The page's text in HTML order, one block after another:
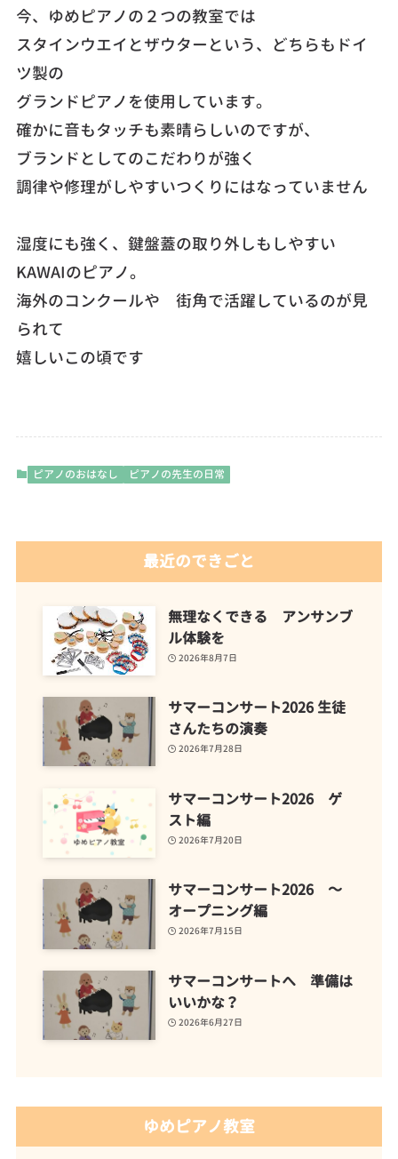
今、ゆめピアノの２つの教室では
スタインウエイとザウターという、どちらもドイ
ツ製の
グランドピアノを使用しています。
確かに音もタッチも素晴らしいのですが、
ブランドとしてのこだわりが強く
調律や修理がしやすいつくりにはなっていません
湿度にも強く、鍵盤蓋の取り外しもしやすい
KAWAIのピアノ。
海外のコンクールや 街角で活躍しているのが見
られて
嬉しいこの頃です
ピアノのおはなし ピアノの先生の日常
最近のできごと
無理なくできる アンサンブ
ル体験を
2026年8月7日
サマーコンサート2026 生徒
さんたちの演奏
2026年7月28日
サマーコンサート2026 ゲ
スト編
2026年7月20日
サマーコンサート2026 ～
オープニング編
2026年7月15日
サマーコンサートへ 準備は
いいかな？
2026年6月27日
ゆめピアノ教室